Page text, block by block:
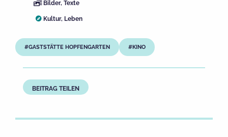
Bilder, Texte
Kultur, Leben
GASTSTÄTTE HOPFENGARTEN KINO
BEITRAG TEILEN